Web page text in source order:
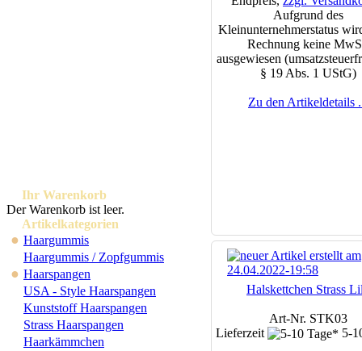
Ihr Warenkorb
Der Warenkorb ist leer.
Artikelkategorien
● Haargummis
Haargummis / Zopfgummis
● Haarspangen
USA - Style Haarspangen
Kunststoff Haarspangen
Strass Haarspangen
Haarkämmchen
Aufgrund des
Kleinunternehmerstatus
Rechnung keine
ausgewiesen
§ 19 Abs. 1 UStG)
Zu den Artikeldetails
Halskettchen Strass
Art-Nr. STK03
Lieferzeit
5-